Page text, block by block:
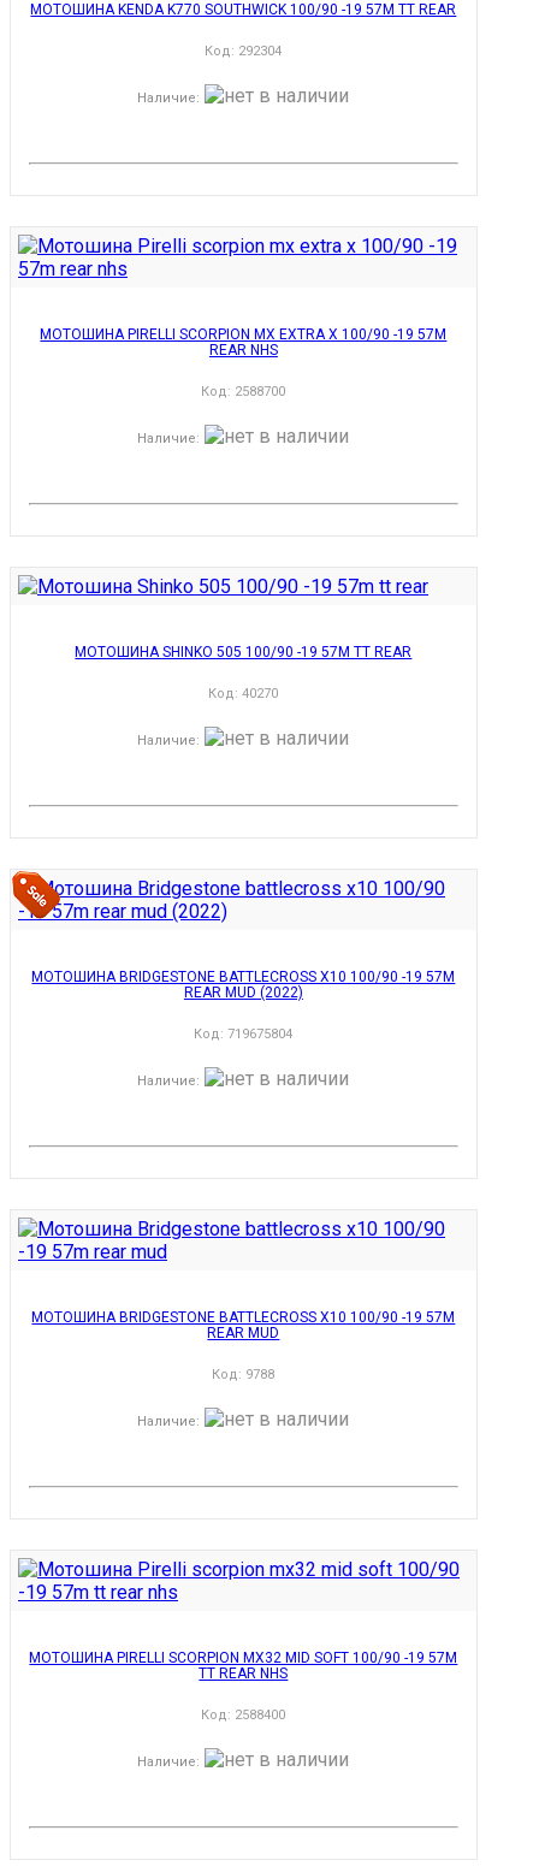
МОТОШИНА KENDA K770 SOUTHWICK 100/90 -19 57M TT REAR
Код: 292304
Наличие:
МОТОШИНА PIRELLI SCORPION MX EXTRA X 100/90 -19 57M
REAR NHS
Код: 2588700
Наличие:
МОТОШИНА SHINKO 505 100/90 -19 57M TT REAR
Код:40270
Наличие:
МОТОШИНА BRIDGESTONE BATTLECROSS X10 100/90 -19 57M
REAR MUD (2022)
Код:719675804
Наличие:
МОТОШИНА BRIDGESTONE BATTLECROSS X10 100/90 -19 57M
REAR MUD
Код: 9788
Наличие:
МОТОШИНА PIRELLI SCORPION MX32 MID SOFT 100/90 -19 57M
TT REAR NHS
Код: 2588400
Наличие: